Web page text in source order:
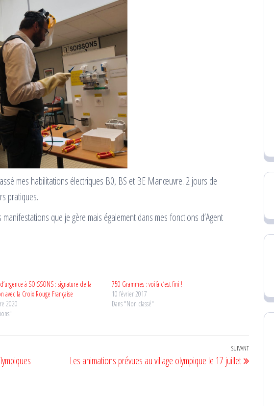
mes habilitations électriques B0, BS et BE Manœuvre. 2 jours de
pratiques.
que je gère mais également dans mes fonctions d’Agent
à SOISSONS : signature de la
avec la Croix Rouge Française
2020
750 Grammes : voilà c’est fini !
10 février 2017
Dans "Non classé"
Article
suivant
SUIVANT
Les animations prévues au village olympique le 17 juillet